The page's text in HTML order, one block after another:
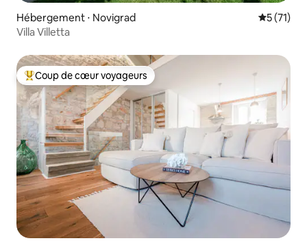
Hébergement ⋅ Novigrad
5 (71)
Villa Villetta
Coups de cœur voyageurs les plus appréciés
Coup de cœur voyageurs